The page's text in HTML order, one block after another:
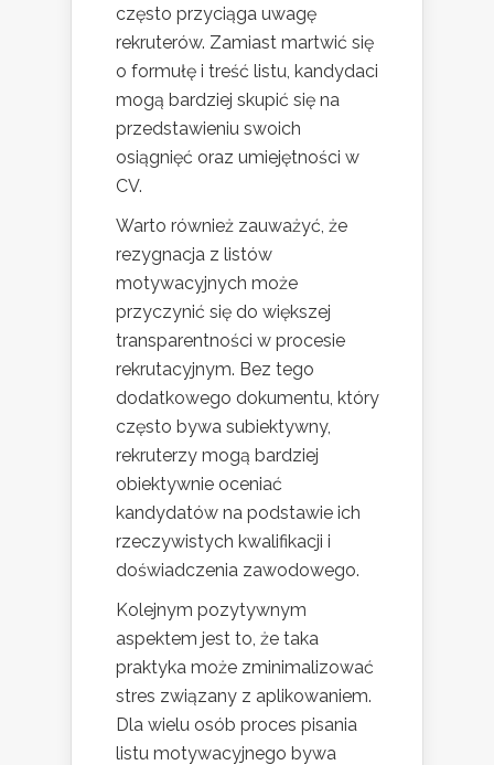
często przyciąga uwagę
rekruterów. Zamiast martwić się
o formułę i treść listu, kandydaci
mogą bardziej skupić się na
przedstawieniu swoich
osiągnięć oraz umiejętności w
CV.
Warto również zauważyć, że
rezygnacja z listów
motywacyjnych może
przyczynić się do większej
transparentności w procesie
rekrutacyjnym. Bez tego
dodatkowego dokumentu, który
często bywa subiektywny,
rekruterzy mogą bardziej
obiektywnie oceniać
kandydatów na podstawie ich
rzeczywistych kwalifikacji i
doświadczenia zawodowego.
Kolejnym pozytywnym
aspektem jest to, że taka
praktyka może zminimalizować
stres związany z aplikowaniem.
Dla wielu osób proces pisania
listu motywacyjnego bywa